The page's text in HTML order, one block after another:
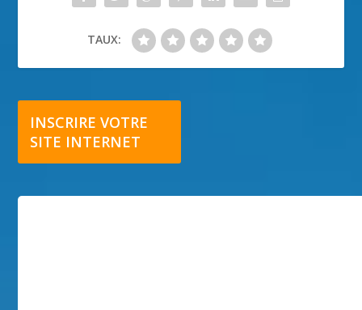
TAUX:
INSCRIRE VOTRE
SITE INTERNET